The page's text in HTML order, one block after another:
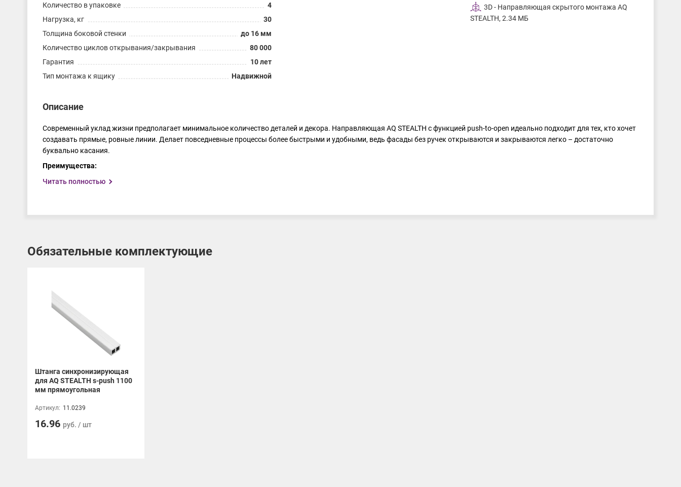
Количество в упаковке
4
Нагрузка, кг
30
Толщина боковой стенки
до 16 мм
Количество циклов открывания/закрывания
80 000
Гарантия
10 лет
Тип монтажа к ящику
Надвижной
3D - Направляющая скрытого монтажа AQ
STEALTH, 2.34 МБ
Описание
Современный уклад жизни предполагает минимальное количество деталей и декора. Направляющая AQ STEALTH с функцией push-to-open идеально подходит для тех, кто хочет
создавать прямые, ровные линии. Делает повседневные процессы более быстрыми и удобными, ведь фасады без ручек открываются и закрываются легко – достаточно
буквально касания.
Преимущества:
Наличие синхронизирующей штанги позволяет открывать ящик от нажатия в любом месте на фасад не только рукой.
Возможность изготовления широких выдвижных ящиковдо 1300 мм.
Читать полностью
Обязательные комплектующие
Штанга синхронизирующая
для AQ STEALTH s-push 1100
мм прямоугольная
Артикул: 11.0239
16.96 руб. / шт